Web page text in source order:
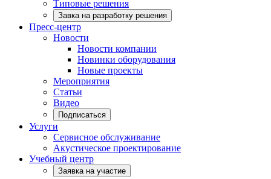
Типовые решения
Завка на разработку решения
Пресс-центр
Новости
Новости компании
Новинки оборудования
Новые проекты
Мероприятия
Статьи
Видео
Подписаться
Услуги
Сервисное обслуживание
Акустическое проектирование
Учебный центр
Заявка на участие